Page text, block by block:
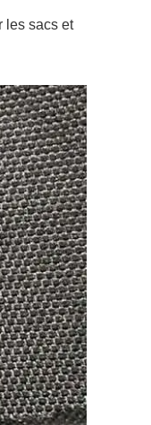
les sacs et